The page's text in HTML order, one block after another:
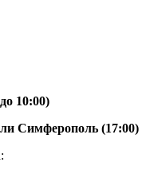
10:00)
Симферополь (17:00)